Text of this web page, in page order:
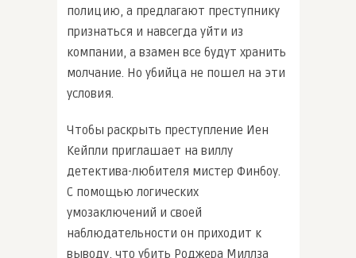
полицию, а предлагают преступнику
признаться и навсегда уйти из
компании, а взамен все будут хранить
молчание. Но убийца не пошел на эти
условия.
Чтобы раскрыть преступление Иен
Кейпли приглашает на виллу
детектива-любителя мистер Финбоу.
С помощью логических
умозаключений и своей
наблюдательности он приходит к
выводу, что убить Роджера Миллза